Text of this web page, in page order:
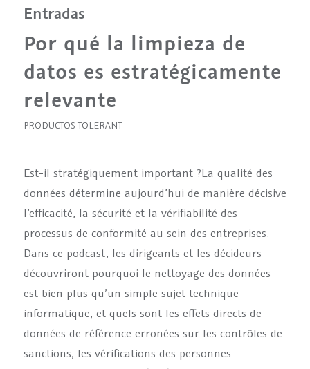
Entradas
Por qué la limpieza de
datos es estratégicamente
relevante
PRODUCTOS TOLERANT
Est-il stratégiquement important ?La qualité des
données détermine aujourd’hui de manière décisive
l’efficacité, la sécurité et la vérifiabilité des
processus de conformité au sein des entreprises.
Dans ce podcast, les dirigeants et les décideurs
découvriront pourquoi le nettoyage des données
est bien plus qu’un simple sujet technique
informatique, et quels sont les effets directs de
données de référence erronées sur les contrôles de
sanctions, les vérifications des personnes